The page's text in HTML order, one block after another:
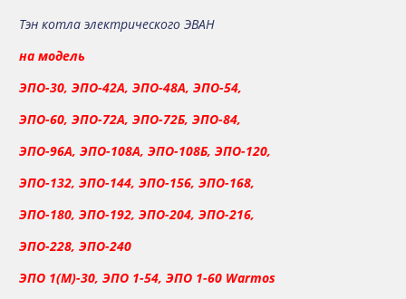
Тэн котла электрического ЭВАН
на модель
ЭПО-30, ЭПО-42А, ЭПО-48А, ЭПО-54,
ЭПО-60, ЭПО-72А, ЭПО-72Б, ЭПО-84,
ЭПО-96А, ЭПО-108А, ЭПО-108Б, ЭПО-120,
ЭПО-132, ЭПО-144, ЭПО-156, ЭПО-168,
ЭПО-180, ЭПО-192, ЭПО-204, ЭПО-216,
ЭПО-228, ЭПО-240
ЭПО 1(М)-30, ЭПО 1-54, ЭПО 1-60 Warmos